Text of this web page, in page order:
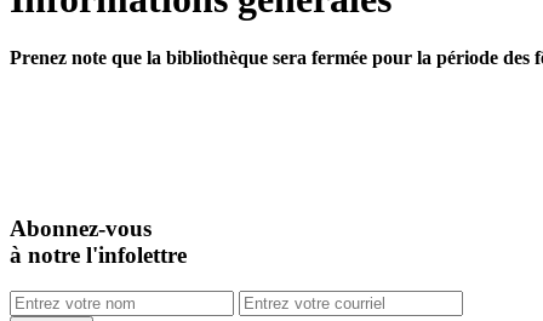
Prenez note que la bibliothèque sera fermée pour la période des
Abonnez-vous
à notre l'infolettre